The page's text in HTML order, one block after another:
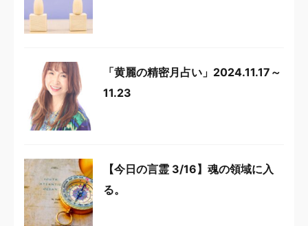
「黄麗の精密月占い」2024.11.17～
11.23
【今日の言霊 3/16】魂の領域に入
る。